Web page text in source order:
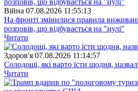
Війна 07.08.2026 11:55:13
На фронті змінилися правила
розповів, що відбувається на "нулі"
Читати
Здоров'я 07.08.2026 11:14:57
Солодощі, які варто їсти щодня,
Читати